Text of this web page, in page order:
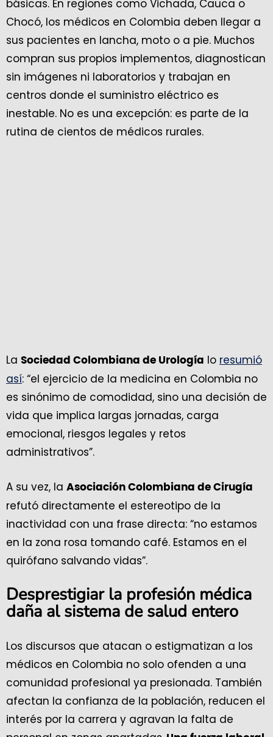
básicas. En regiones como Vichada, Cauca o
Chocó, los médicos en Colombia deben llegar a
sus pacientes en lancha, moto o a pie. Muchos
compran sus propios implementos, diagnostican
sin imágenes ni laboratorios y trabajan en
centros donde el suministro eléctrico es
inestable. No es una excepción: es parte de la
rutina de cientos de médicos rurales.
La Sociedad Colombiana de Urología lo resumió
así: “el ejercicio de la medicina en Colombia no
es sinónimo de comodidad, sino una decisión de
vida que implica largas jornadas, carga
emocional, riesgos legales y retos
administrativos”.
A su vez, la Asociación Colombiana de Cirugía
refutó directamente el estereotipo de la
inactividad con una frase directa: “no estamos
en la zona rosa tomando café. Estamos en el
quirófano salvando vidas”.
Desprestigiar la profesión médica
daña al sistema de salud entero
Los discursos que atacan o estigmatizan a los
médicos en Colombia no solo ofenden a una
comunidad profesional ya presionada. También
afectan la confianza de la población, reducen el
interés por la carrera y agravan la falta de